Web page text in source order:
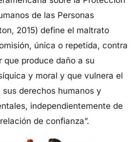
de las Personas
2015) define el maltrato
única o repetida, contra
que produce daño a su
y moral y que vulnera el
derechos humanos y
independientemente de
de confianza”.